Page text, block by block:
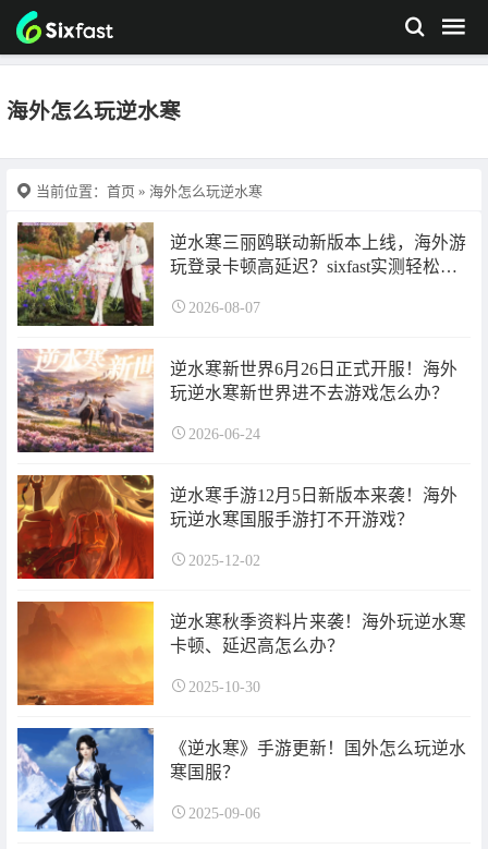
海外怎么玩逆水寒
当前位置： 首页 » 海外怎么玩逆水寒
逆水寒三丽鸥联动新版本上线，海外游
玩登录卡顿高延迟？sixfast实测轻松解
2026-08-07
逆水寒新世界6月26日正式开服！海外
玩逆水寒新世界进不去游戏怎么办？
2026-06-24
逆水寒手游12月5日新版本来袭！海外
玩逆水寒国服手游打不开游戏？
2025-12-02
逆水寒秋季资料片来袭！海外玩逆水寒
卡顿、延迟高怎么办？
2025-10-30
《逆水寒》手游更新！国外怎么玩逆水
寒国服？
2025-09-06